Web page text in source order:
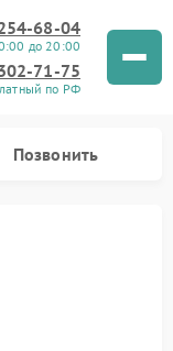
68-04
до 20:00
71-75
по РФ
Позвонить